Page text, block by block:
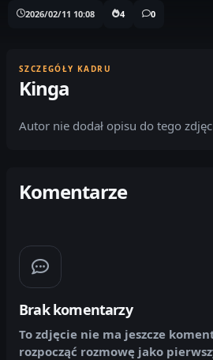
2026/02/11 10:08 4 0
SZCZEGÓŁY KADRU
Kinga
Autor nie dodał opisu do tego
Komentarze
Brak komentarzy
To zdjęcie nie ma jeszcze
rozpocząć rozmowę jako